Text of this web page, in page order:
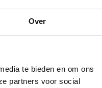
Over
te bieden en om ons
partners voor social